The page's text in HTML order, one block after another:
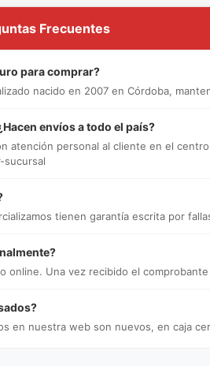
Frecuentes
para comprar?
nacido en 2007 en Córdoba,
envíos a todo el país?
atención personal al cliente en el
sucursal
tienen garantía escrita por
online. Una vez recibido el
en nuestra web son nuevos, en caja